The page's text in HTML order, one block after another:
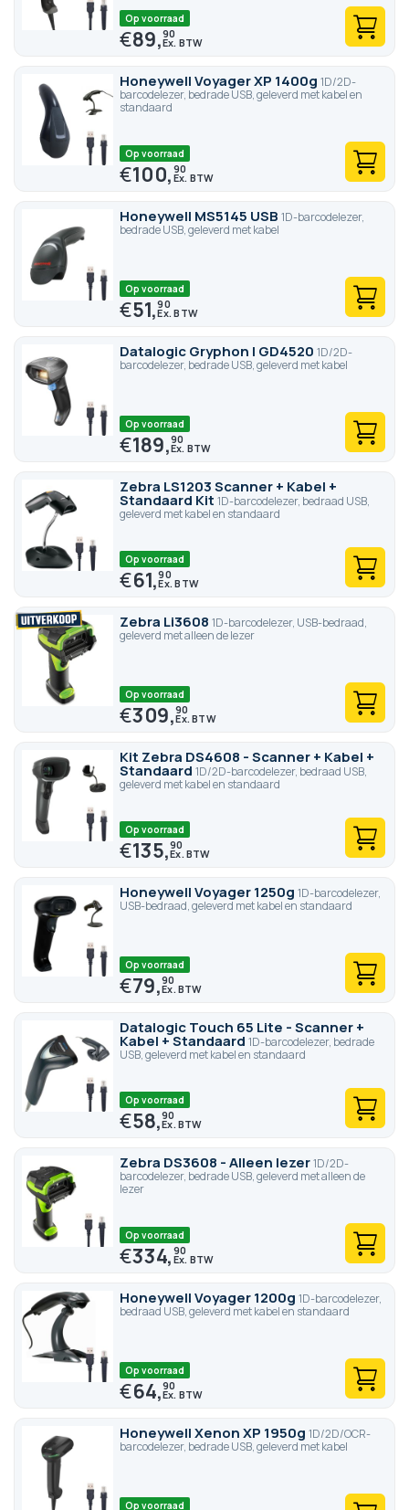
Op voorraad
€89,90
Honeywell Voyager XP 1400g 1D/2D-
barcodelezer, bedrade USB, geleverd met kabel en
standaard
Op voorraad
€100,90
Honeywell MS5145 USB 1D-barcodelezer,
bedrade USB, geleverd met kabel
Op voorraad
€51,90
Datalogic Gryphon I GD4520 1D/2D-
barcodelezer, bedrade USB, geleverd met kabel
Op voorraad
€189,90
Zebra LS1203 Scanner + Kabel +
Standaard Kit 1D-barcodelezer, bedraad USB,
geleverd met kabel en standaard
Op voorraad
€61,90
Zebra Li3608 1D-barcodelezer, USB-bedraad,
geleverd met alleen de lezer
Op voorraad
€309,90
Kit Zebra DS4608 - Scanner + Kabel +
Standaard 1D/2D-barcodelezer, bedraad USB,
geleverd met kabel en standaard
Op voorraad
€135,90
Honeywell Voyager 1250g 1D-barcodelezer,
USB-bedraad, geleverd met kabel en standaard
Op voorraad
€79,90
Datalogic Touch 65 Lite - Scanner +
Kabel + Standaard 1D-barcodelezer, bedrade
USB, geleverd met kabel en standaard
Op voorraad
€58,90
Zebra DS3608 - Alleen lezer1D/2D-
barcodelezer, bedrade USB, geleverd met alleen de
lezer
Op voorraad
€334,90
Honeywell Voyager 1200g 1D-barcodelezer,
bedraad USB, geleverd met kabel en standaard
Op voorraad
€64,90
Honeywell Xenon XP 1950g 1D/2D/OCR-
barcodelezer, bedrade USB, geleverd met kabel
Op voorraad